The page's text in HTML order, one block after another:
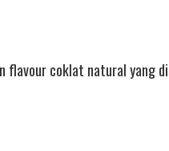
flavour coklat natural yang